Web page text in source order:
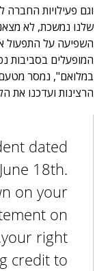
וגם פעילויות
שלנו נמשכת, לא
השפיעה על התפעול
המופעלים בסביבות
במלואם", נמסר
הרצינות ועדכנו את
dated
June 18th.
on your
on
your right.
credit to